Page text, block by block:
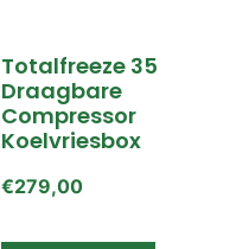
Totalfreeze 35
Draagbare
Compressor
Koelvriesbox
€279,00